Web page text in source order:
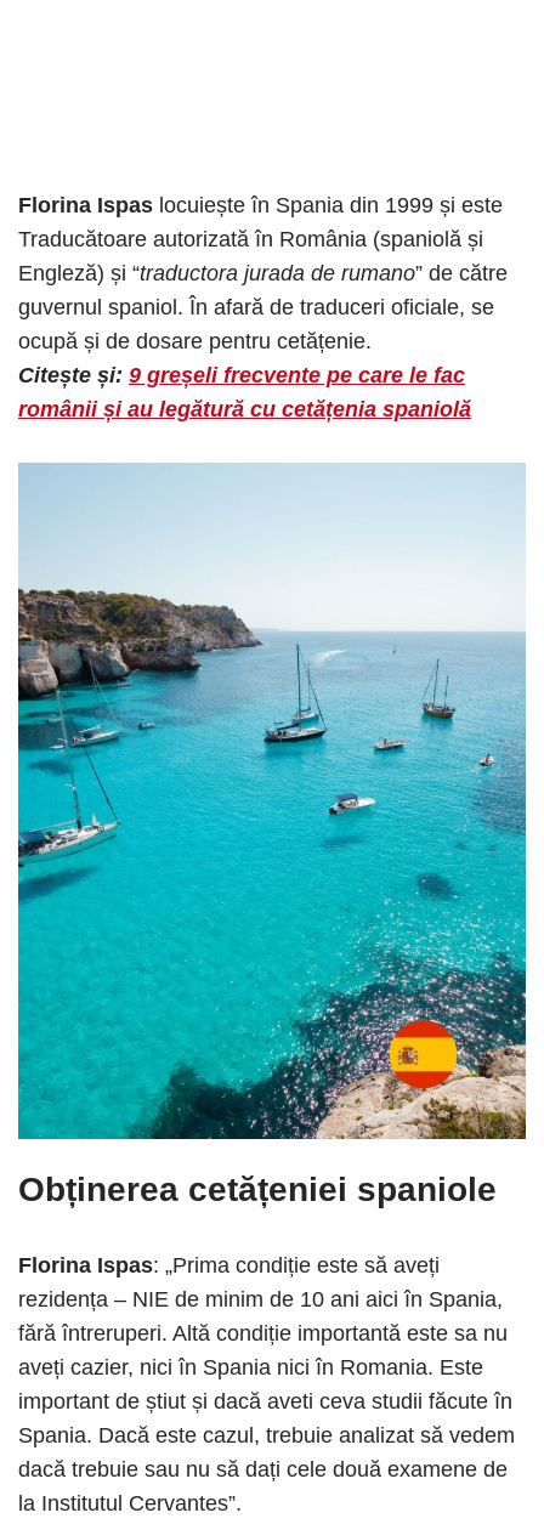
Florina Ispas locuiește în Spania din 1999 și este
Traducătoare autorizată în România (spaniolă și
Engleză) și “traductora jurada de rumano” de către
guvernul spaniol. În afară de traduceri oficiale, se
ocupă și de dosare pentru cetățenie.
Citește și: 9 greșeli frecvente pe care le fac
românii și au legătură cu cetățenia spaniolă
Obținerea cetățeniei spaniole
Florina Ispas: „Prima condiție este să aveți
rezidența – NIE de minim de 10 ani aici în Spania,
fără întreruperi. Altă condiție importantă este sa nu
aveți cazier, nici în Spania nici în Romania. Este
important de știut și dacă aveti ceva studii făcute în
Spania. Dacă este cazul, trebuie analizat să vedem
dacă trebuie sau nu să dați cele două examene de
la Institutul Cervantes”.